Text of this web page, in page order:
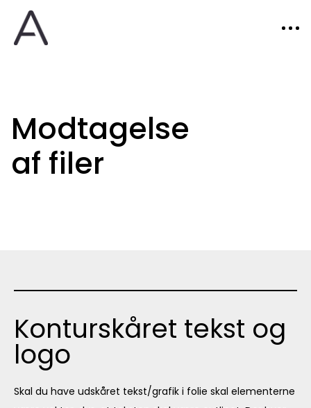
Modtagelse
af filer
Konturskåret tekst og
logo
Skal du have udskåret tekst/grafik i folie skal elementerne